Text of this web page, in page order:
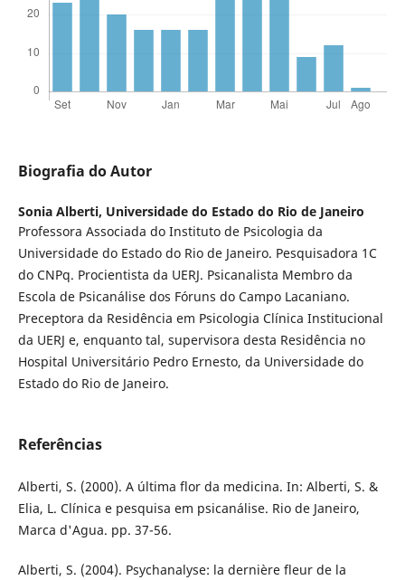
Biografia do Autor
Sonia Alberti, Universidade do Estado do Rio de Janeiro
Professora Associada do Instituto de Psicologia da
Universidade do Estado do Rio de Janeiro. Pesquisadora 1C
do CNPq. Procientista da UERJ. Psicanalista Membro da
Escola de Psicanálise dos Fóruns do Campo Lacaniano.
Preceptora da Residência em Psicologia Clínica Institucional
da UERJ e, enquanto tal, supervisora desta Residência no
Hospital Universitário Pedro Ernesto, da Universidade do
Estado do Rio de Janeiro.
Referências
Alberti, S. (2000). A última flor da medicina. In: Alberti, S. &
Elia, L. Clínica e pesquisa em psicanálise. Rio de Janeiro,
Marca d'Agua. pp. 37-56.
Alberti, S. (2004). Psychanalyse: la dernière fleur de la